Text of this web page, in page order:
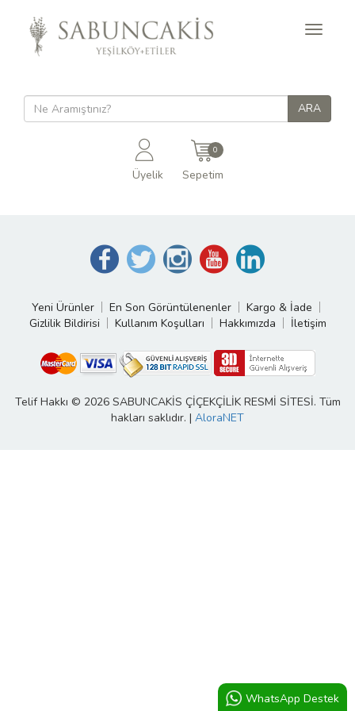
Toggle
Üyelik
0
Sepetim
Yeni Ürünler En Son Görüntülenenler
Kargo & İade
Gizlilik Bildirisi
Kullanım Koşulları Hakkımızda İletişim
Telif Hakkı © 2026 SABUNCAKİS ÇİÇEKÇİLİK RESMİ SİTESİ. Tüm
hakları saklıdır. | AloraNET
WhatsApp Destek